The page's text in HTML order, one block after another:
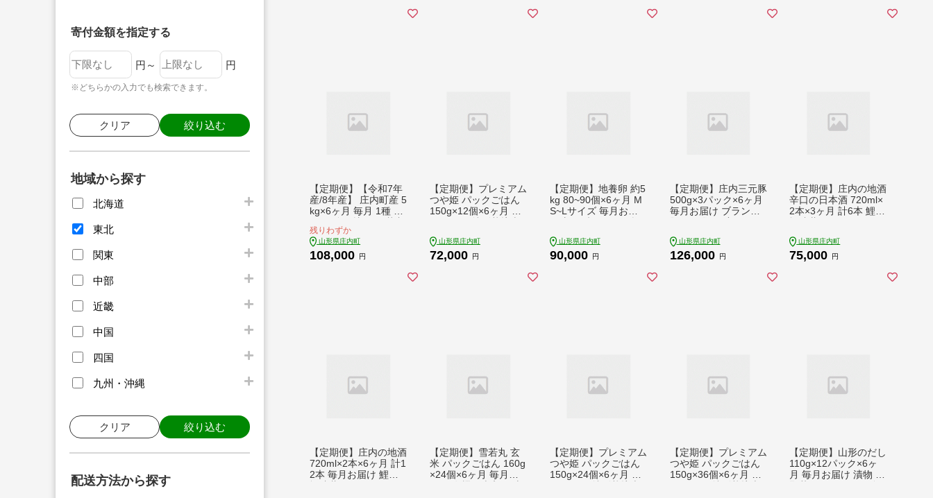
寄付金額を指定する
円～ 円
※どちらかの入力でも検索できます。
クリア 絞り込む
地域から探す
北海道
東北
関東
中部
近畿
中国
四国
九州・沖縄
クリア 絞り込む
配送方法から探す
【定期便】【令和7年
産/8年産】 庄内町産 5
kg×6ヶ月 毎月 1種 計
つや姫 はえぬき ゆう
だい21 ひとめぼれ サ
サニシキ 金賞受賞農
残りわずか
山形県庄内町
108,000 円
【定期便】プレミアム
つや姫 パックごはん
150g×12個×6ヶ月 毎
食 非常食 備蓄 防災
レンジで2分 レンチン
山形県庄内町
72,000 円
【定期便】地養卵 約5
kg 80~90個×6ヶ月 M
S~Lサイズ 毎月お届
ご スズキのたまご【9
月中旬発送】
山形県庄内町
90,000 円
【定期便】庄内三元豚
500g×3パック×6ヶ月
毎月お届け ブランド
級 BBQ バーベキュー
ぶた肉 豚肉 豚 食べ比
山形県庄内町
126,000 円
【定期便】庄内の地酒
辛口の日本酒 720ml×
2本×3ヶ月 計6本 鯉川
保10年） 老舗酒蔵 日
本酒 辛口【9月中旬発
山形県庄内町
75,000 円
【定期便】庄内の地酒
720ml×2本×6ヶ月 計1
2本 毎月お届け 鯉川
【定期便】雪若丸 玄
米 パックごはん 160g
×24個×6ヶ月 毎月お
【定期便】プレミアム
つや姫 パックごはん
150g×24個×6ヶ月 毎
【定期便】プレミアム
つや姫 パックごはん
150g×36個×6ヶ月 毎
【定期便】山形のだし
110g×12パック×6ヶ
月 毎月お届け 漬物 夏